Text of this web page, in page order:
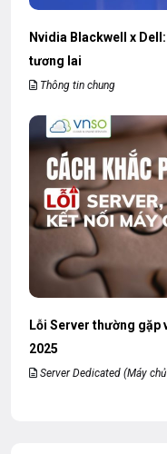
Nvidia Blackwell x
tương lai
Thông tin chung
Lỗi Server thường gặp
2025
Server Dedicated (Máy